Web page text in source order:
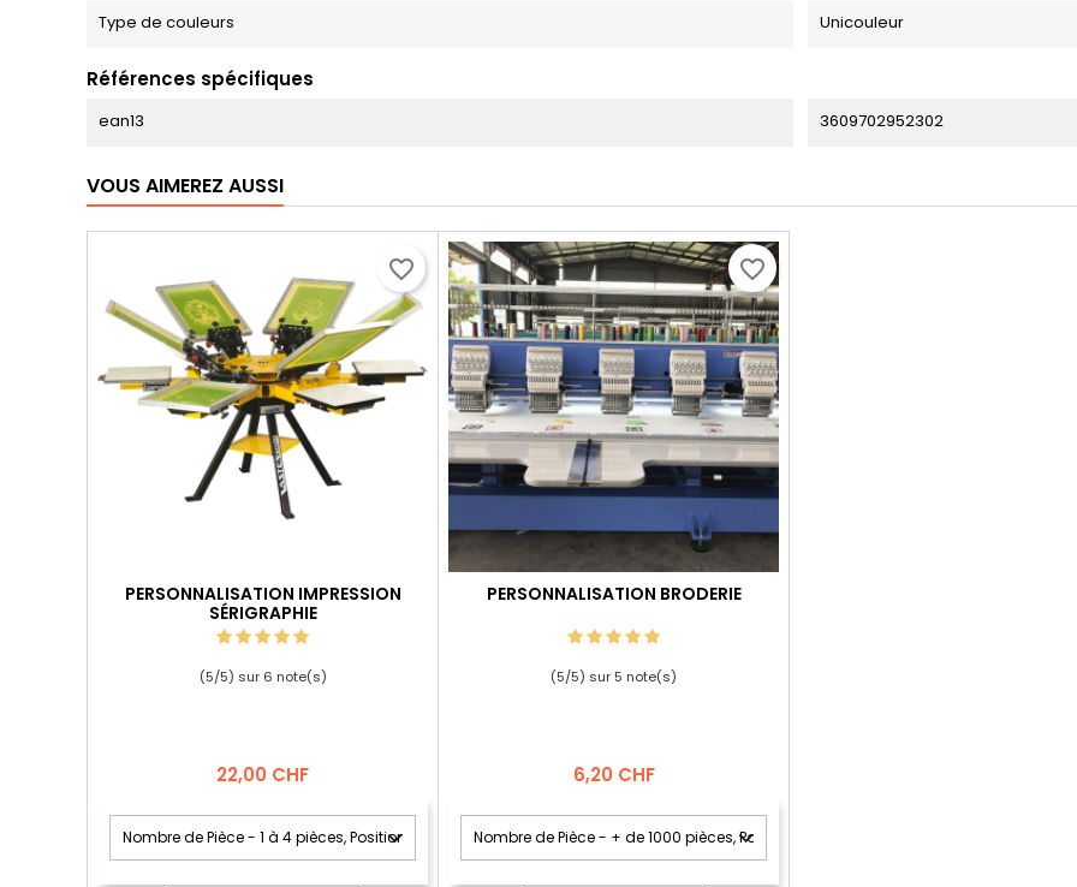
Type de couleurs Unicouleur
Références spécifiques
ean13 3609702952302
VOUS AIMEREZ AUSSI
PERSONNALISATION IMPRESSION
SÉRIGRAPHIE
(5/5) sur 6 note(s)
Prix
22,00 CHF
favorite_border
PERSONNALISATION BRODERIE
(5/5) sur 5 note(s)
Prix
6,20 CHF
favorite_border